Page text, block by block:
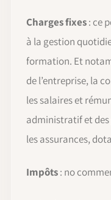
Charges fixes: ce
à la gestion
formation. Et
de l’entreprise, la
les salaires et
administratif et
les assurances,
Impôts: no